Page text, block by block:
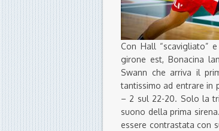
Con Hall “scavigliato”
girone est, Bonacina
Swann che arriva il
tantissimo ad entrare in
– 2 sul 22-20. Solo la
suono della prima
essere contrastata con